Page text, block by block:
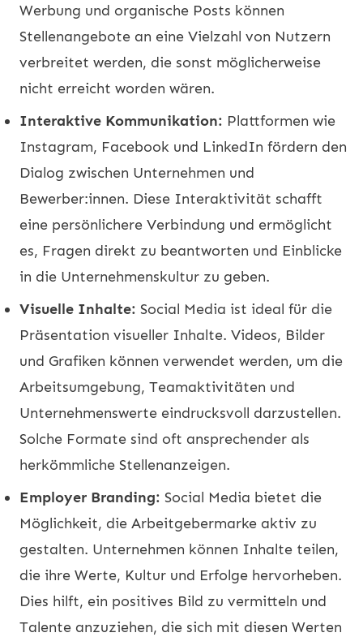
Werbung und organische Posts können
Stellenangebote an eine Vielzahl von Nutzern
verbreitet werden, die sonst möglicherweise
nicht erreicht worden wären.
Interaktive Kommunikation: Plattformen wie
Instagram, Facebook und LinkedIn fördern den
Dialog zwischen Unternehmen und
Bewerber:innen. Diese Interaktivität schafft
eine persönlichere Verbindung und ermöglicht
es, Fragen direkt zu beantworten und Einblicke
in die Unternehmenskultur zu geben.
Visuelle Inhalte: Social Media ist ideal für die
Präsentation visueller Inhalte. Videos, Bilder
und Grafiken können verwendet werden, um die
Arbeitsumgebung, Teamaktivitäten und
Unternehmenswerte eindrucksvoll darzustellen.
Solche Formate sind oft ansprechender als
herkömmliche Stellenanzeigen.
Employer Branding: Social Media bietet die
Möglichkeit, die Arbeitgebermarke aktiv zu
gestalten. Unternehmen können Inhalte teilen,
die ihre Werte, Kultur und Erfolge hervorheben.
Dies hilft, ein positives Bild zu vermitteln und
Talente anzuziehen, die sich mit diesen Werten